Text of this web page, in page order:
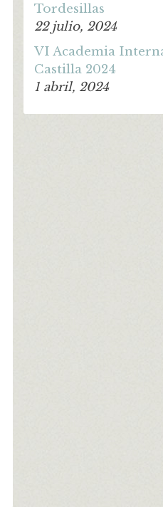
Tordesillas
22 julio, 2024
VI Academia
Castilla 2024
1 abril, 2024